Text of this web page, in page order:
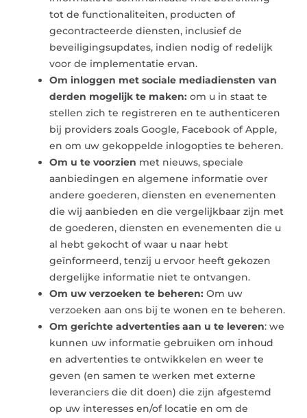
tot de functionaliteiten, producten of
gecontracteerde diensten, inclusief de
beveiligingsupdates, indien nodig of redelijk
voor de implementatie ervan.
Om inloggen met sociale mediadiensten van
derden mogelijk te maken: om u in staat te
stellen zich te registreren en te authenticeren
bij providers zoals Google, Facebook of Apple,
en om uw gekoppelde inlogopties te beheren.
Om u te voorzien met nieuws, speciale
aanbiedingen en algemene informatie over
andere goederen, diensten en evenementen
die wij aanbieden en die vergelijkbaar zijn met
de goederen, diensten en evenementen die u
al hebt gekocht of waar u naar hebt
geïnformeerd, tenzij u ervoor heeft gekozen
dergelijke informatie niet te ontvangen.
Om uw verzoeken te beheren: Om uw
verzoeken aan ons bij te wonen en te beheren.
Om gerichte advertenties aan u te leveren: we
kunnen uw informatie gebruiken om inhoud
en advertenties te ontwikkelen en weer te
geven (en samen te werken met externe
leveranciers die dit doen) die zijn afgestemd
op uw interesses en/of locatie en om de